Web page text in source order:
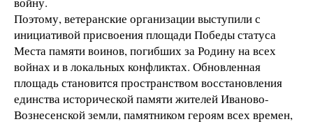
Поэтому, ветеранские организации выступили с
инициативой присвоения площади Победы статуса
Места памяти воинов, погибших за Родину на всех
войнах и в локальных конфликтах. Обновленная
площадь становится пространством восстановления
единства исторической памяти жителей Иваново-
Вознесенской земли, памятником героям всех времен,